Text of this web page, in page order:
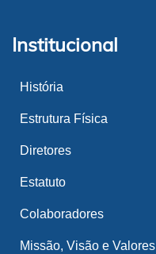
Institucional
História
Estrutura Física
Diretores
Estatuto
Colaboradores
Missão, Visão e Valores